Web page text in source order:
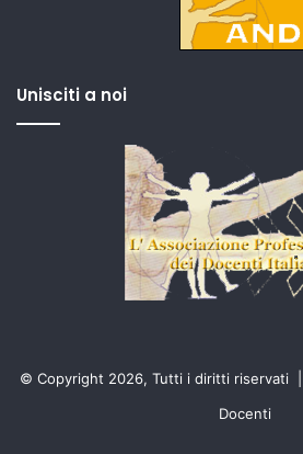
Unisciti a noi
© Copyright 2026, Tutti i diritti riservati |
Docenti